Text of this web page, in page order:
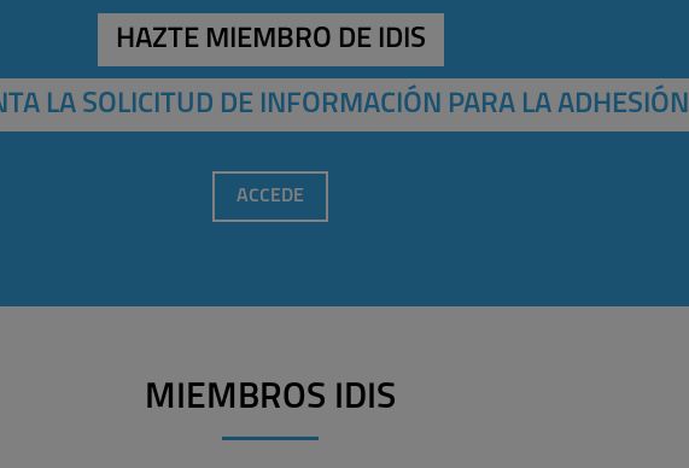
HAZTE MIEMBRO DE IDIS
LA SOLICITUD DE INFORMACIÓN PARA LA ADHESIÓN
ACCEDE
MIEMBROS IDIS